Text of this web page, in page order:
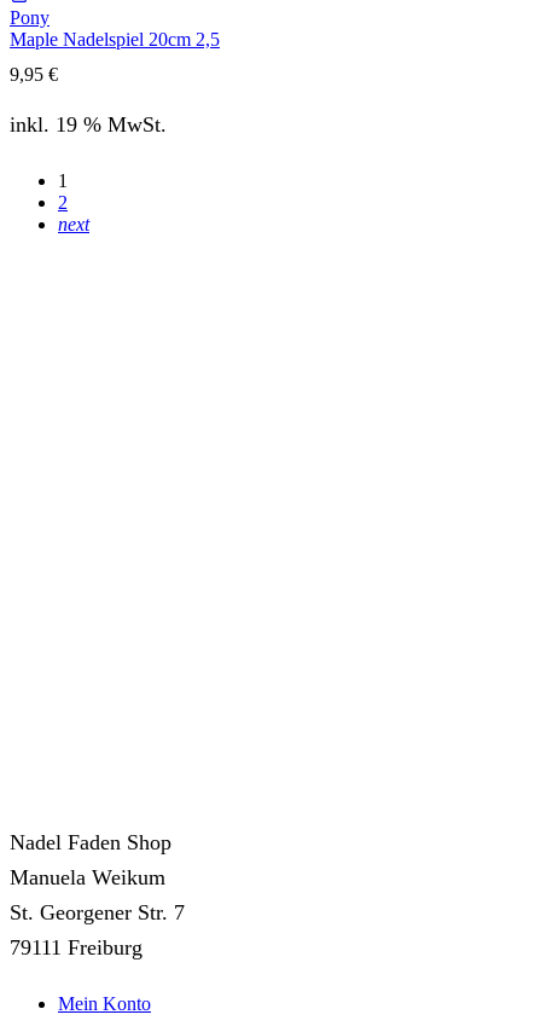
Pony
Maple Nadelspiel 20cm 2,5
9,95 €
inkl. 19 % MwSt.
1
2
next
Nadel Faden Shop
Manuela Weikum
St. Georgener Str. 7
79111 Freiburg
Mein Konto